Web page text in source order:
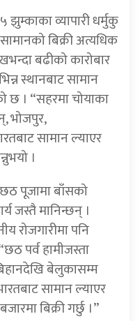
व्यापारी धर्मुकु
बिक्री अत्यधिक
बढीको कारोबार
स्थानबाट सामान
छ । “सहरमा चोयाका
भोजपुर,
सामान ल्याएर
।
छठ पूजामा बाँसको
जस्तै मानिन्छन् ।
रोजगारीमा पनि
पर्व हामीजस्ता
बेलुकासम्म
सामान ल्याएर
बिक्री गर्छु ।”